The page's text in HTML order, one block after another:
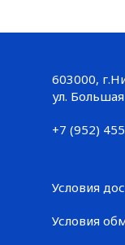
Большая
+7 (952)
603000,
ул.
+7 (952)
Условия
Условия